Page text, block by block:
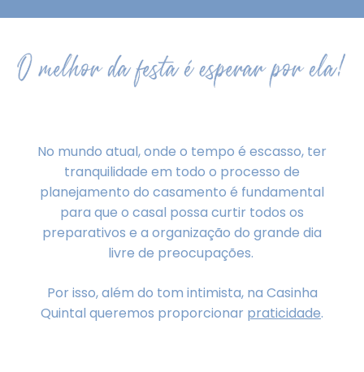
No mundo atual, onde o tempo é escasso, ter
tranquilidade em todo o processo de
planejamento do casamento é fundamental
para que o casal possa curtir todos os
preparativos e a organização do grande dia
livre de preocupações.
Por isso, além do tom intimista, na Casinha
Quintal queremos proporcionar praticidade.